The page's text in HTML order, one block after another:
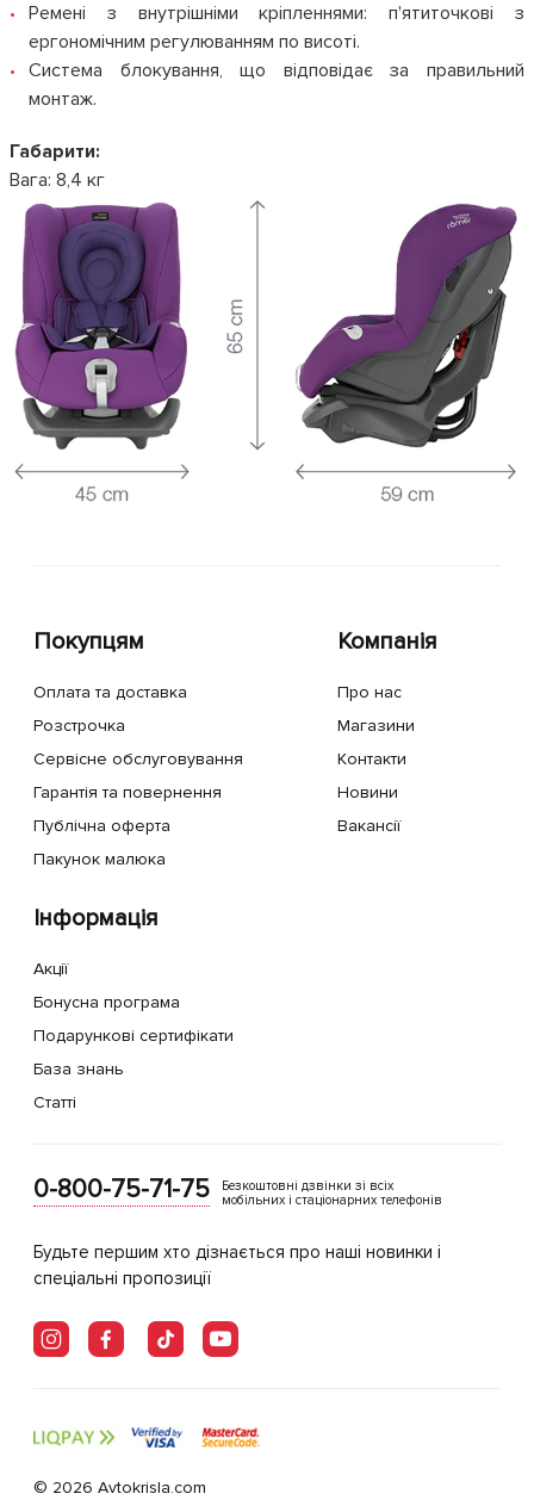
Ремені з внутрішніми кріпленнями: п'ятиточкові з
ергономічним регулюванням по висоті.
Система блокування, що відповідає за правильний
монтаж.
Габарити:
Вага: 8,4 кг
Покупцям
Оплата та доставка
Розстрочка
Сервісне обслуговування
Гарантія та повернення
Публічна оферта
Пакунок малюка
Компанія
Про нас
Магазини
Контакти
Новини
Вакансії
Інформація
Акції
Бонусна програма
Подарункові сертифікати
База знань
Статті
0-800-75-71-75
Безкоштовні дзвінки зі всіх
мобільних і стаціонарних телефонів
Будьте першим хто дізнається про наші новинки і
спеціальні пропозиції
© 2026 Avtokrisla.com